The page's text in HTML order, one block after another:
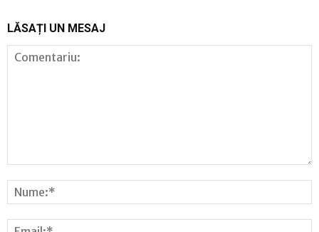
LĂSAȚI UN MESAJ